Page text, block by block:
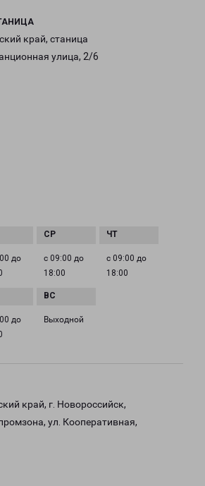
край, станица
улица, 2/6
до
с 09:00 до
18:00
с 09:00 до
18:00
до
Выходной
край, г. Новороссийск,
ул. Кооперативная,